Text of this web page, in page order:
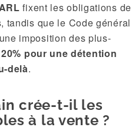
fixent les obligations de
tandis que le Code général
imposition des plus-
20% pour une détention
delà.
crée-t-il les
à la vente ?